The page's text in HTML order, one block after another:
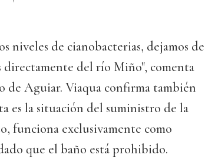
niveles de cianobacterias, dejamos de
directamente del río Miño", comenta
de Aguiar. Viaqua confirma también
es la situación del suministro de la
funciona exclusivamente como
que el baño está prohibido.